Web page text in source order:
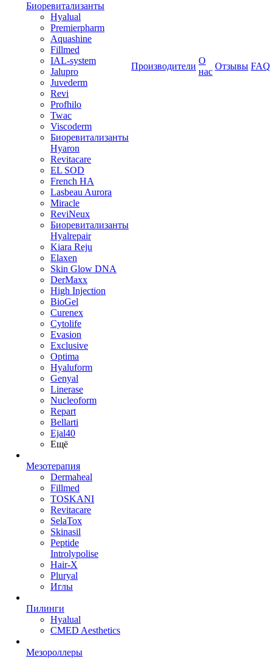
Биоревитализанты
Hyalual
Premierpharm
Aquashine
Fillmed
IAL-system
Jalupro
Juvederm
Revi
Profhilo
Twac
Viscoderm
Биоревитализанты
Hyaron
Revitacare
EL SOD
French HA
Lasbeau Aurora
Miracle
ReviNeux
Биоревитализанты
Hyalrepair
Kiara Reju
Elaxen
Skin Glow DNA
DerMaxx
High Injection
BioGel
Curenex
Cytolife
Evasion
Exclusive
Optima
Hyaluform
Genyal
Linerase
Nucleoform
Repart
Bellarti
Ejal40
Ещё
Мезотерапия
Dermaheal
Fillmed
TOSKANI
Revitacare
SelaTox
Skinasil
Peptide
Introlypolise
Hair-X
Pluryal
Иглы
Пилинги
Hyalual
CMED Aesthetics
Мезороллеры
Производители
О
нас
Отзывы FAQ